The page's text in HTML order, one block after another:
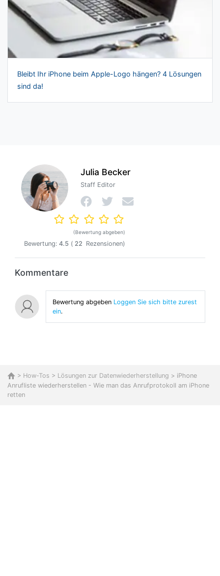
Bleibt Ihr iPhone beim Apple-Logo hängen? 4 Lösungen
sind da!
Julia Becker
Staff Editor
(Bewertung abgeben)
Bewertung: 4.5 ( 22 Rezensionen)
Kommentare
Bewertung abgebenLoggen Sie sich bitte zurest
ein.
> How-Tos > Lösungen zur Datenwiederherstellung > iPhone
Anrufliste wiederherstellen - Wie man das Anrufprotokoll am iPhone
retten